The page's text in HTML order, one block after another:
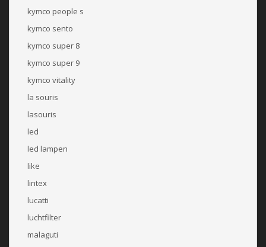
kymco people s
kymco sento
kymco super 8
kymco super 9
kymco vitality
la souris
lasouris
led
led lampen
like
lintex
lucatti
luchtfilter
malaguti